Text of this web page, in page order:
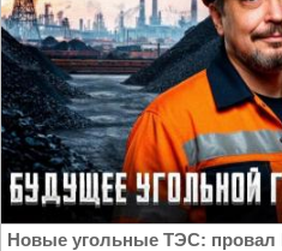
Новые угольные ТЭС: провал